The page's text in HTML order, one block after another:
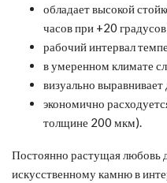
обладает высокой
часов при +20
рабочий интервал
в умеренном климате
визуально
экономично
толщине 200 мкм).
Постоянно растущая любовь
искусственному камню в